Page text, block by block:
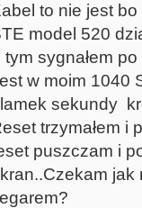
to nie jest
model 520
tym sygnałem
w moim 1040
sekundy
trzymałem i
puszczam i
jak